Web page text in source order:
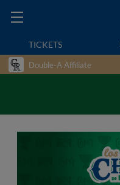
TICKETS
Double-A Affiliate